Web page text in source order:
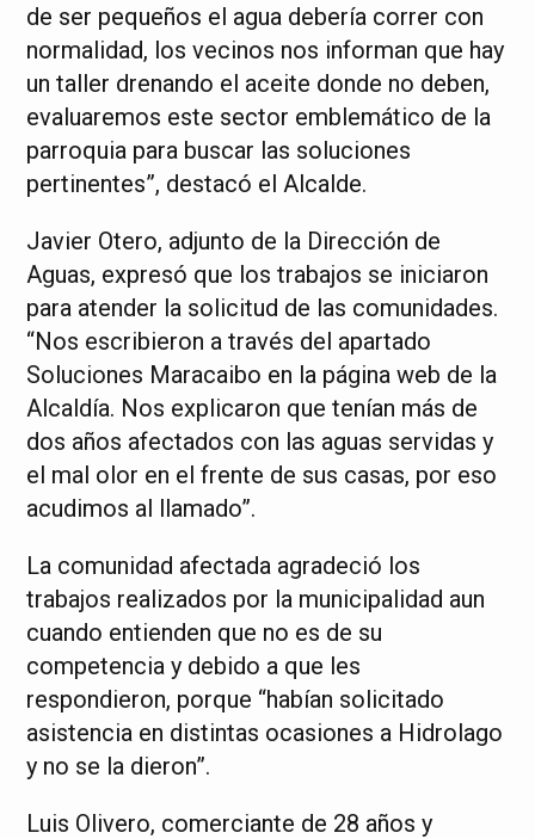
de ser pequeños el agua debería correr con
normalidad, los vecinos nos informan que hay
un taller drenando el aceite donde no deben,
evaluaremos este sector emblemático de la
parroquia para buscar las soluciones
pertinentes”, destacó el Alcalde.
Javier Otero, adjunto de la Dirección de
Aguas, expresó que los trabajos se iniciaron
para atender la solicitud de las comunidades.
“Nos escribieron a través del apartado
Soluciones Maracaibo en la página web de la
Alcaldía. Nos explicaron que tenían más de
dos años afectados con las aguas servidas y
el mal olor en el frente de sus casas, por eso
acudimos al llamado”.
La comunidad afectada agradeció los
trabajos realizados por la municipalidad aun
cuando entienden que no es de su
competencia y debido a que les
respondieron, porque “habían solicitado
asistencia en distintas ocasiones a Hidrolago
y no se la dieron”.
Luis Olivero, comerciante de 28 años y